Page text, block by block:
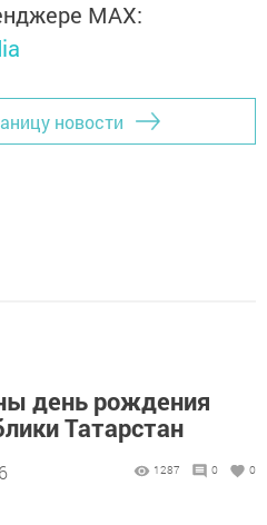
MАХ:
новости
день рождения
Татарстан
1287 0 0